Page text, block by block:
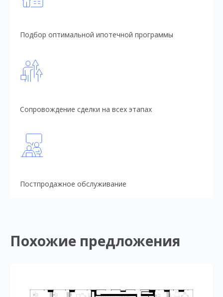
Подбор оптимальной ипотечной программы
Сопровождение сделки на всех этапах
Постпродажное обслуживание
Похожие предложения